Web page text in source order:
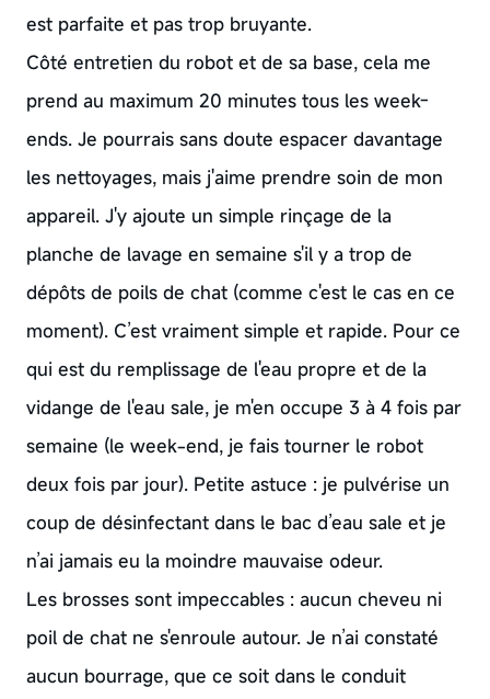
est parfaite et pas trop bruyante.
Côté entretien du robot et de sa base, cela me
prend au maximum 20 minutes tous les week-
ends. Je pourrais sans doute espacer davantage
les nettoyages, mais j'aime prendre soin de mon
appareil. J'y ajoute un simple rinçage de la
planche de lavage en semaine s'il y a trop de
dépôts de poils de chat (comme c'est le cas en ce
moment). C’est vraiment simple et rapide. Pour ce
qui est du remplissage de l'eau propre et de la
vidange de l'eau sale, je m'en occupe 3 à 4 fois par
semaine (le week-end, je fais tourner le robot
deux fois par jour). Petite astuce : je pulvérise un
coup de désinfectant dans le bac d’eau sale et je
n’ai jamais eu la moindre mauvaise odeur.
Les brosses sont impeccables : aucun cheveu ni
poil de chat ne s'enroule autour. Je n’ai constaté
aucun bourrage, que ce soit dans le conduit